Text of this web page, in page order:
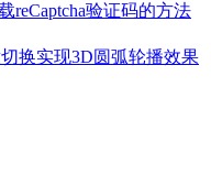
reCaptcha验证码的方法
切换实现3D圆弧轮播效果